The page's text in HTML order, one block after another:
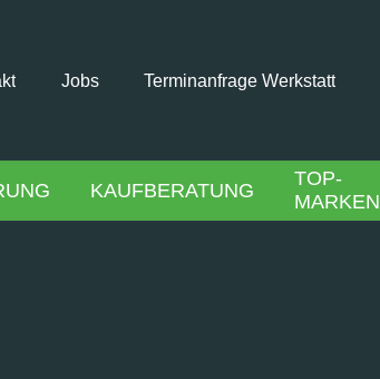
Jobs Terminanfrage Werkstatt
KAUFBERATUNG
TOP-
MARKEN